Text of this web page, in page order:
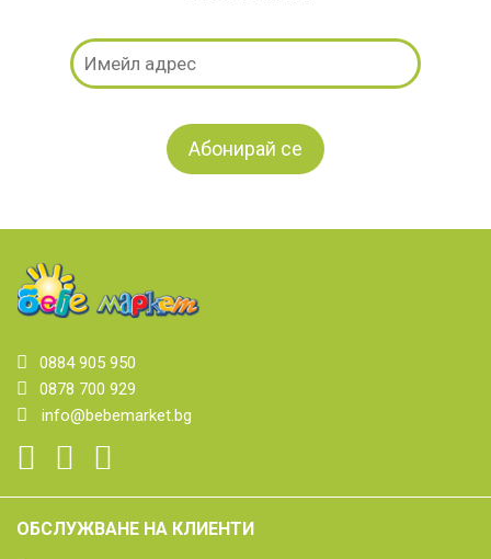
0884 905 950
0878 700 929
info@bebemarket.bg
ОБСЛУЖВАНЕ НА КЛИЕНТИ